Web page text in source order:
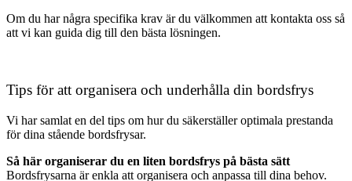
Om du har några specifika krav är du välkommen att kontakta oss så
att vi kan guida dig till den bästa lösningen.
Tips för att organisera och underhålla din bordsfrys
Vi har samlat en del tips om hur du säkerställer optimala prestanda
för dina stående bordsfrysar.
Så här organiserar du en liten bordsfrys på bästa sätt
Bordsfrysarna är enkla att organisera och anpassa till dina behov.